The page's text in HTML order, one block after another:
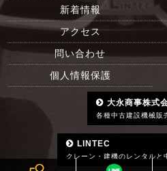
新着情報
アクセス
問い合わせ
個人情報保護
大永商事株式
各種中古建設機械販
LINTEC
クレーン・建機のレンタルと